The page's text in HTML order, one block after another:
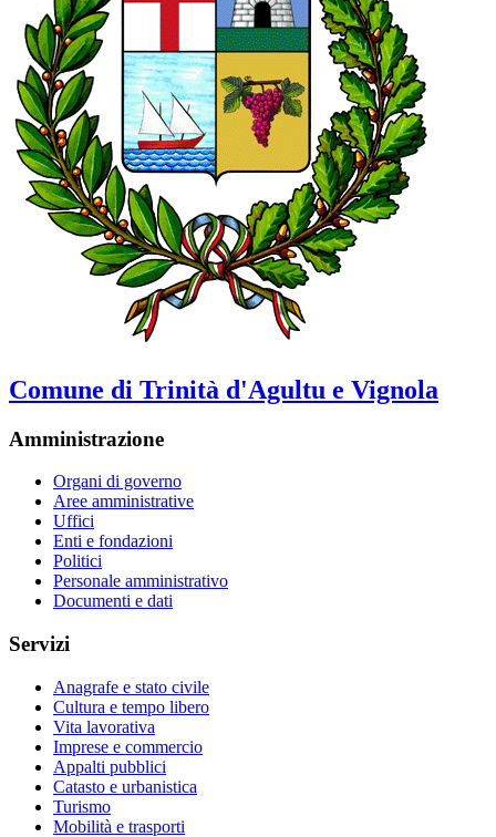
Comune di Trinità d'Agultu e Vignola
Amministrazione
Organi di governo
Aree amministrative
Uffici
Enti e fondazioni
Politici
Personale amministrativo
Documenti e dati
Servizi
Anagrafe e stato civile
Cultura e tempo libero
Vita lavorativa
Imprese e commercio
Appalti pubblici
Catasto e urbanistica
Turismo
Mobilità e trasporti